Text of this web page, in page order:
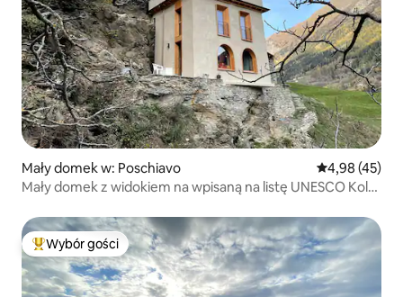
Mały domek w: Poschiavo Średnia
4,98 (45)
Mały domek z widokiem na wpisaną na listę UNESCO Kolej
Najpopularniejsze z kategorii Wybór gości
Wybór gości